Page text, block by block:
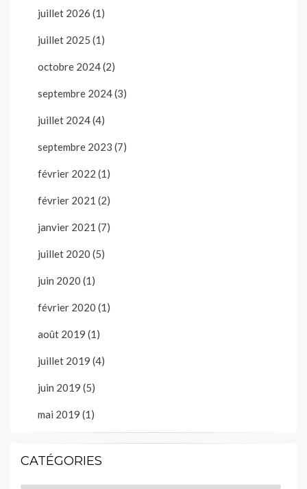
juillet 2026 (1)
juillet 2025 (1)
octobre 2024(2)
septembre 2024(3)
juillet 2024(4)
septembre 2023 (7)
février 2022 (1)
février 2021 (2)
janvier 2021 (7)
juillet 2020 (5)
juin 2020 (1)
février 2020 (1)
août 2019 (1)
juillet 2019 (4)
juin 2019 (5)
mai 2019 (1)
CATÉGORIES